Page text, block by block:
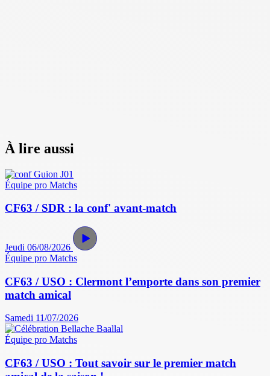
À lire aussi
Équipe pro Matchs
CF63 / SDR : la conf' avant-match
Jeudi 06/08/2026
Équipe pro Matchs
CF63 / USO : Clermont l’emporte dans son premier
match amical
Samedi 11/07/2026
Équipe pro Matchs
CF63 / USO : Tout savoir sur le premier match